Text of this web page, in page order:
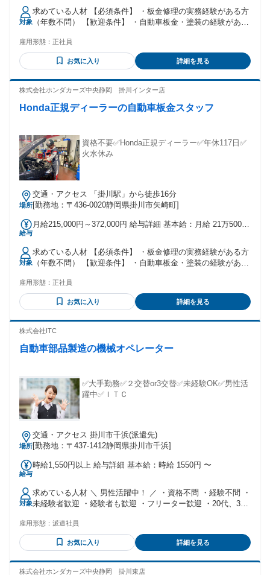
で支払われる通勤・皆勤・家族手当金額：なし 全員に一律で
支払われるその他手当金額：なし 上記給与は最低限の給与と
なります。 年齢・能力を考慮して決定しますので、 ご安心く
ださいね♪ 昇給・賞与有
対象
求めている人材 【必須条件】 ・板金修理の実務経験がある方
（年数不問） 【歓迎条件】 ・自動車板金・塗装の経験がある
・周囲と連携しながら作業を進められる方 ・技術を磨きなが
ら長く働きたい方 ・安定した職場へ転職したい方
雇用形態： 正社員
お気に入り 詳細を見る
株式会社ホンダカーズ中央静岡 掛川インター店
Honda正規ディーラーの自動車板金スタッフ
資格不要✅Honda正規ディーラー✅年休117日✅
火水休み
場所
交通・アクセス 「掛川駅」から徒歩16分
[勤務地：〒436-0020静岡県掛川市矢崎町]
給与
月給215,000円～372,000円 給与詳細 基本給：月給 21万5000
で支払われる通勤・皆勤・家族手当金額：なし 全員に一律で
支払われるその他手当金額：なし 上記給与は最低限の給与と
なります。 年齢・能力を考慮して決定しますので、 ご安心く
ださいね♪ 昇給・賞与有
対象
求めている人材 【必須条件】 ・板金修理の実務経験がある方
（年数不問） 【歓迎条件】 ・自動車板金・塗装の経験がある
・周囲と連携しながら作業を進められる方 ・技術を磨きなが
ら長く働きたい方 ・安定した職場へ転職したい方
雇用形態： 正社員
お気に入り 詳細を見る
株式会社ITC
自動車部品製造の機械オペレーター
✅大手勤務✅２交替or3交替✅未経験OK✅男性活
躍中✅ＩＴＣ
場所
交通・アクセス 掛川市千浜(派遣先)
[勤務地：〒437-1412静岡県掛川市千浜]
給与
時給1,550円以上 給与詳細 基本給：時給 1550円 〜
対象
求めている人材 ＼ 男性活躍中！ ／ ・資格不問 ・経験不問 ・
未経験者歓迎 ・経験者も歓迎 ・フリーター歓迎 ・20代、30
中 ・フィリピン人活躍中 ・中国人活躍中 ・ネパール人活躍
中 ・日本語が苦手でも大丈夫 ・在留資格をお持ちの方も活躍
雇用形態： 派遣社員
お気に入り 詳細を見る
株式会社ホンダカーズ中央静岡 掛川東店